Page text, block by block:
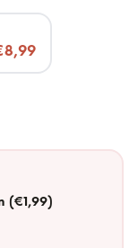
(€1,99)